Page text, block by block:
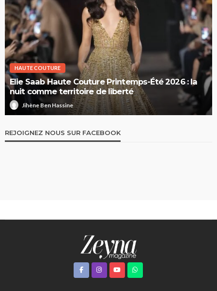
HAUTE COUTURE
Elie Saab Haute Couture Printemps-Été 2026 : la
nuit comme territoire de liberté
Jihène Ben Hassine
REJOIGNEZ NOUS SUR FACEBOOK